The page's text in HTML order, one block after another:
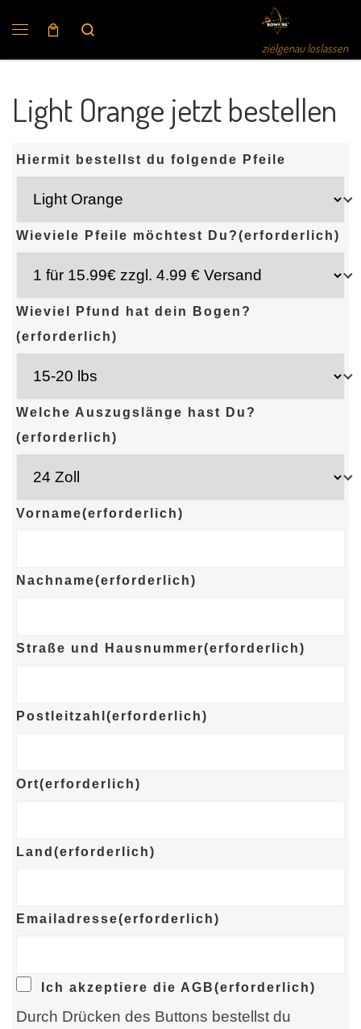
zielgenau loslassen
Light Orange jetzt bestellen
Hiermit bestellst du folgende Pfeile
Wieviele Pfeile möchtest Du?(erforderlich)
Wieviel Pfund hat dein Bogen?
(erforderlich)
Welche Auszugslänge hast Du?
(erforderlich)
Vorname(erforderlich)
Nachname(erforderlich)
Straße und Hausnummer(erforderlich)
Postleitzahl (erforderlich)
Ort(erforderlich)
Land (erforderlich)
Emailadresse(erforderlich)
Ich akzeptiere die AGB(erforderlich)
Durch Drücken des Buttons bestellst du